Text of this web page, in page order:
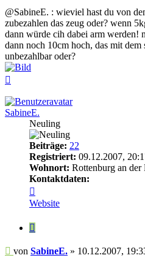
@SabineE. : wieviel hast du von
zubezahlen das zeug oder? wenn
dann würde cih dabei arm werden!
dann noch 10cm hoch, das mit
unbezahlbar oder?
SabineE.
Neuling
Beiträge: 22
Registriert: 09.12.2007,
Wohnort: Rottenburg an der
Kontaktdaten:
von
SabineE.
Website
Zitieren
Beitrag
von SabineE. » 10.12.2007,